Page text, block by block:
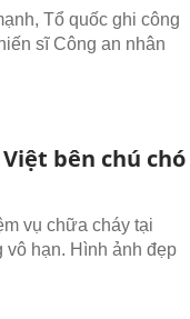
Tổ quốc ghi công
sĩ Công an nhân
bên chú chó
vụ chữa cháy tại
hạn. Hình ảnh đẹp